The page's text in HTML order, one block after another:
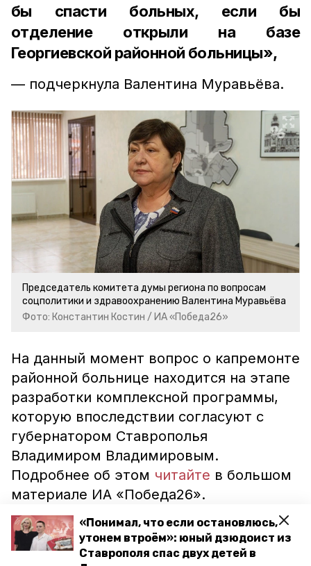
«Понимал, что если остановлюсь,
утонем втроём»: юный дзюдоист из
Ставрополя спас двух детей в
бы спасти больных, если бы
отделение открыли на базе
Георгиевской районной больницы»,
— подчеркнула Валентина Муравьёва.
Председатель комитета думы региона по вопросам
соцполитики и здравоохранению Валентина Муравьёва
Фото: Константин Костин / ИА «Победа26»
На данный момент вопрос о капремонте
районной больнице находится на этапе
разработки комплексной программы,
которую впоследствии согласуют с
губернатором Ставрополья
Владимиром Владимировым.
Подробнее об этом читайте в большом
материале ИА «Победа26».
Напомним, что на Ставрополье
отремонтируют почти 90 объектов
первичного медицинского звена. Все